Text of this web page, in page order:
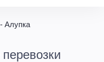
Алупка